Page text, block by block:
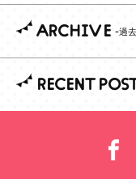
ARCHIVE
RECENT POST